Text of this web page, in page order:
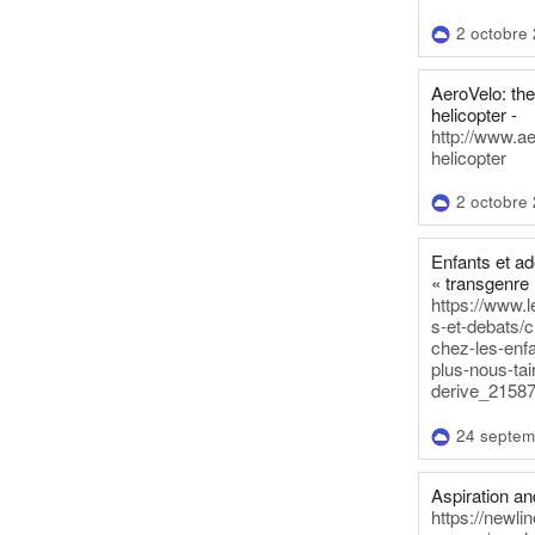
2 octobre
AeroVelo:
helicopter -
http://
helicopter
2 octobre
Enfants et
«
https://
s-et-debats/
chez-les-
plus-nous-
24
Aspiration
https://